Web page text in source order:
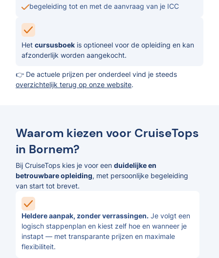
begeleiding tot en met de aanvraag van je ICC
Het cursusboek is optioneel voor de opleiding en kan
afzonderlijk worden aangekocht.
👉 De actuele prijzen per onderdeel vind je steeds
overzichtelijk terug op onze website.
Waarom kiezen voor CruiseTops
in Bornem?
Bij CruiseTops kies je voor een duidelijke en
betrouwbare opleiding, met persoonlijke begeleiding
van start tot brevet.
Heldere aanpak, zonder verrassingen. Je volgt een
logisch stappenplan en kiest zelf hoe en wanneer je
instapt — met transparante prijzen en maximale
flexibiliteit.